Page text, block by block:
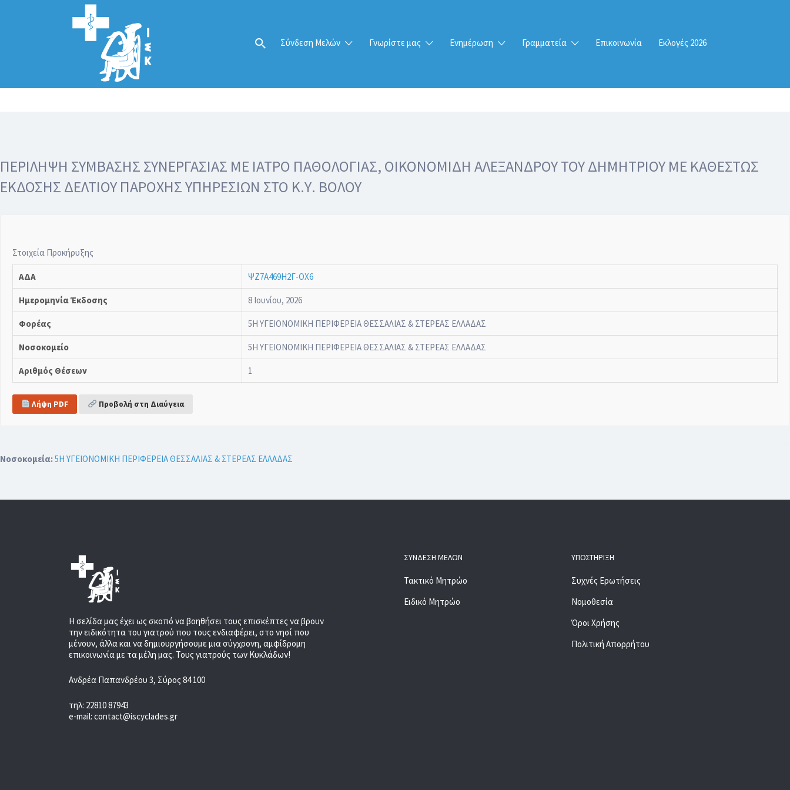
Σύνδεση Μελών Γνωρίστε μας Ενημέρωση Γραμματεία Επικοινωνία Εκλογές 2026
Αναζήτηση
για:
ΠΕΡΙΛΗΨΗ ΣΥΜΒΑΣΗΣ ΣΥΝΕΡΓΑΣΙΑΣ ΜΕ ΙΑΤΡΟ ΠΑΘΟΛΟΓΙΑΣ, ΟΙΚΟΝΟΜΙΔΗ ΑΛΕΞΑΝΔΡΟΥ ΤΟΥ ΔΗΜΗΤΡΙΟΥ ΜΕ ΚΑΘΕΣΤΩΣ
ΕΚΔΟΣΗΣ ΔΕΛΤΙΟΥ ΠΑΡΟΧΗΣ ΥΠΗΡΕΣΙΩΝ ΣΤΟ Κ.Υ. ΒΟΛΟΥ
Στοιχεία Προκήρυξης
ΑΔΑ ΨΖ7Α469Η2Γ-ΟΧ6
Ημερομηνία Έκδοσης 8 Ιουνίου, 2026
Φορέας 5Η ΥΓΕΙΟΝΟΜΙΚΗ ΠΕΡΙΦΕΡΕΙΑ ΘΕΣΣΑΛΙΑΣ & ΣΤΕΡΕΑΣ ΕΛΛΑΔΑΣ
Νοσοκομείο 5Η ΥΓΕΙΟΝΟΜΙΚΗ ΠΕΡΙΦΕΡΕΙΑ ΘΕΣΣΑΛΙΑΣ & ΣΤΕΡΕΑΣ ΕΛΛΑΔΑΣ
Αριθμός Θέσεων 1
Λήψη PDF Προβολή στη Διαύγεια
Νοσοκομεία:5Η ΥΓΕΙΟΝΟΜΙΚΗ ΠΕΡΙΦΕΡΕΙΑ ΘΕΣΣΑΛΙΑΣ & ΣΤΕΡΕΑΣ ΕΛΛΑΔΑΣ
Η σελίδα μας έχει ως σκοπό να βοηθήσει τους επισκέπτες να βρουν
την ειδικότητα του γιατρού που τους ενδιαφέρει, στο νησί που
μένουν, άλλα και να δημιουργήσουμε μια σύγχρονη, αμφίδρομη
επικοινωνία με τα μέλη μας. Τους γιατρούς των Κυκλάδων!
Ανδρέα Παπανδρέου 3, Σύρος 84 100
τηλ: 22810 87943
e-mail: contact@iscyclades.gr
ΣΎΝΔΕΣΗ ΜΕΛΏΝ
Τακτικό Μητρώο
Ειδικό Μητρώο
ΥΠΟΣΤΉΡΙΞΗ
Συχνές Ερωτήσεις
Νομοθεσία
Όροι Χρήσης
Πολιτική Απορρήτου